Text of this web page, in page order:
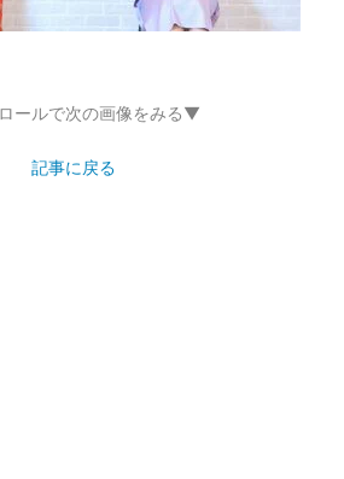
ールで次の画像をみる▼
記事に戻る